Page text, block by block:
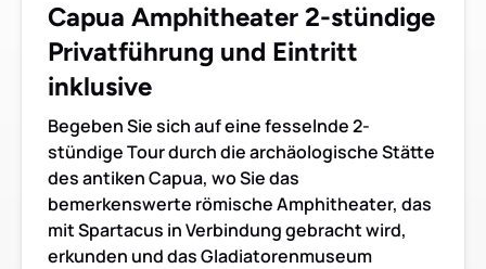
Capua Amphitheater 2-stündige
Privatführung und Eintritt
inklusive
Begeben Sie sich auf eine fesselnde 2-
stündige Tour durch die archäologische Stätte
des antiken Capua, wo Sie das
bemerkenswerte römische Amphitheater, das
mit Spartacus in Verbindung gebracht wird,
erkunden und das Gladiatorenmuseum